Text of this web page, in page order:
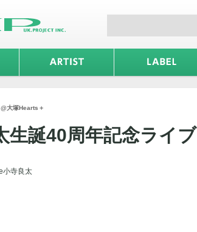
大塚Hearts＋
生誕40周年記念ライブ
小寺良太